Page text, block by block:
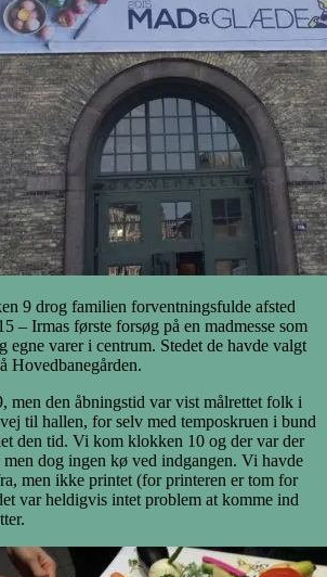
9 drog familien forventningsfulde afsted
– Irmas første forsøg på en madmesse som
egne varer i centrum. Stedet de havde valgt
Hovedbanegården.
men den åbningstid var vist målrettet folk i
til hallen, for selv med temposkruen i bund
den tid. Vi kom klokken 10 og der var der
dog ingen kø ved indgangen. Vi havde
men ikke printet (for printeren er tom for
var heldigvis intet problem at komme ind